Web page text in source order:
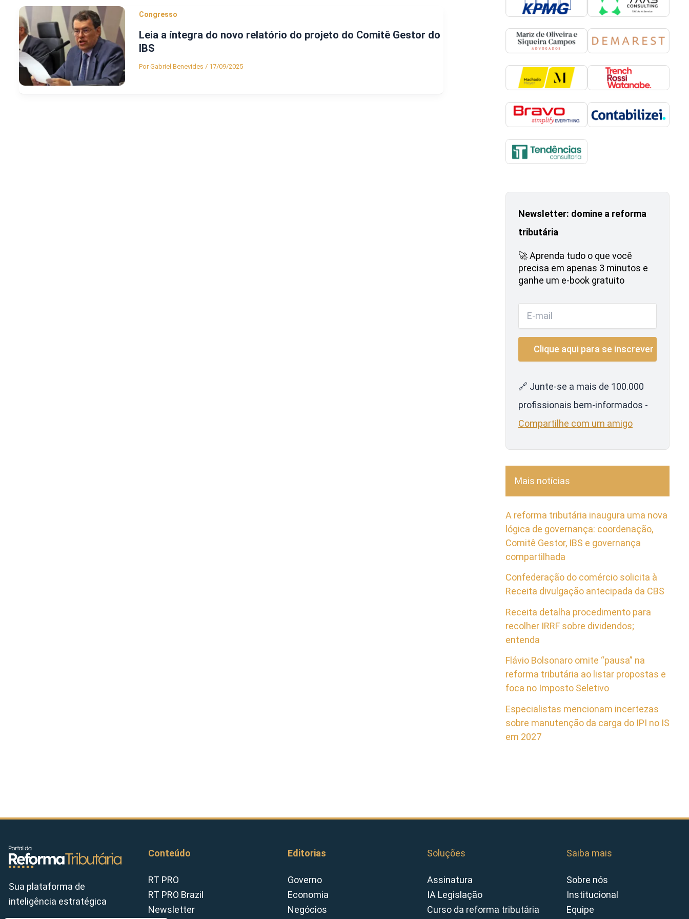
Congresso
Leia a íntegra do novo relatório do projeto do Comitê Gestor do
IBS
PorGabriel Benevides / 17/09/2025
Newsletter: domine a reforma
tributária
🚀 Aprenda tudo o que você
precisa em apenas 3 minutos e
ganhe um e-book gratuito
🔗 Junte-se a mais de 100.000
profissionais bem-informados -
Compartilhe com um amigo
Mais notícias
A reforma tributária inaugura uma nova
lógica de governança: coordenação,
Comitê Gestor, IBS e governança
compartilhada
Confederação do comércio solicita à
Receita divulgação antecipada da CBS
Receita detalha procedimento para
recolher IRRF sobre dividendos;
entenda
Flávio Bolsonaro omite “pausa” na
reforma tributária ao listar propostas e
foca no Imposto Seletivo
Especialistas mencionam incertezas
sobre manutenção da carga do IPI no IS
em 2027
Sua plataforma de
inteligência estratégica
Conteúdo
RT PRO
RT PRO Brazil
Newsletter
Editorias
Governo
Economia
Negócios
Soluções
Assinatura
IA Legislação
Curso da reforma tributária
Saiba mais
Sobre nós
Institucional
Equipe